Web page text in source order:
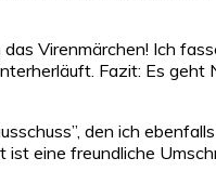
Virenmärchen! Ich
Fazit: Es geht
den ich
eine freundliche